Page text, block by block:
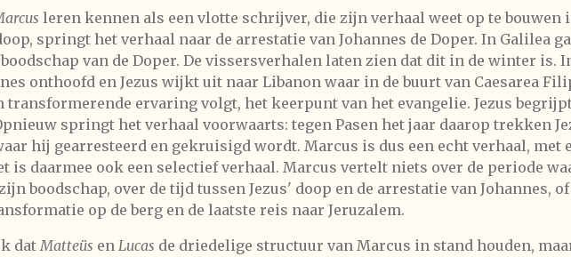
leren kennen als een vlotte schrijver, die zijn verhaal weet op te
springt het verhaal naar de arrestatie van Johannes de Doper. In Galilea
van de Doper. De vissersverhalen laten zien dat dit in de winter is.
onthoofd en Jezus wijkt uit naar Libanon waar in de buurt van Caesarea
transformerende ervaring volgt, het keerpunt van het evangelie. Jezus
springt het verhaal voorwaarts: tegen Pasen het jaar daarop trekken
hij gearresteerd en gekruisigd wordt. Marcus is dus een echt verhaal, met
is daarmee ook een selectief verhaal. Marcus vertelt niets over de periode
boodschap, over de tijd tussen Jezus' doop en de arrestatie van Johannes,
op de berg en de laatste reis naar Jeruzalem.
dat Matteüs en Lucas de driedelige structuur van Marcus in stand houden,